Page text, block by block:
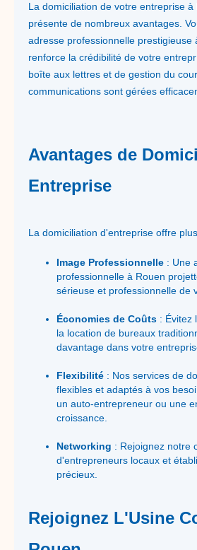
La domiciliation de votre entreprise à
présente de nombreux avantages.
adresse professionnelle prestigieuse
renforce la crédibilité de votre
boîte aux lettres et de gestion du
communications sont gérées
Avantages de
Entreprise
La domiciliation d'entreprise offre
Image Professionnelle : Une
professionnelle à Rouen
sérieuse et professionnelle de
Économies de Coûts : Évitez
la location de bureaux
davantage dans votre
Flexibilité : Nos services de
flexibles et adaptés à vos
un auto-entrepreneur ou une
croissance.
Networking : Rejoignez notre
d'entrepreneurs locaux et
précieux.
Rejoignez L'Usine